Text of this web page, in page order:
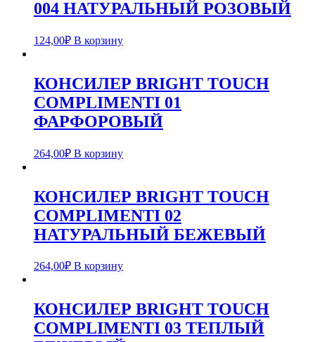
004 НАТУРАЛЬНЫЙ РОЗОВЫЙ
124,00₽ В корзину
КОНСИЛЕР BRIGHT TOUCH
COMPLIMENTI 01
ФАРФОРОВЫЙ
264,00₽ В корзину
КОНСИЛЕР BRIGHT TOUCH
COMPLIMENTI 02
НАТУРАЛЬНЫЙ БЕЖЕВЫЙ
264,00₽ В корзину
КОНСИЛЕР BRIGHT TOUCH
COMPLIMENTI 03 ТЕПЛЫЙ